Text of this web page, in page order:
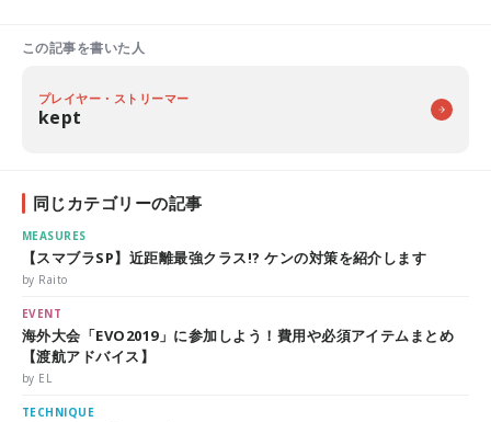
この記事を書いた人
プレイヤー・ストリーマー
kept
同じカテゴリーの記事
MEASURES
【スマブラSP】近距離最強クラス!? ケンの対策を紹介します
by Raito
EVENT
海外大会「EVO2019」に参加しよう！費用や必須アイテムまとめ
【渡航アドバイス】
by EL
TECHNIQUE